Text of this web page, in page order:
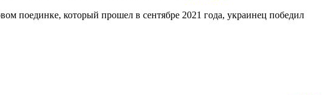
поединке, который прошел в сентябре 2021 года, украинец победил